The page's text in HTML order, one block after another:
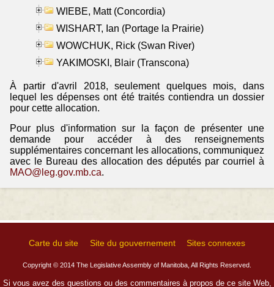
WIEBE, Matt (Concordia)
WISHART, Ian (Portage la Prairie)
WOWCHUK, Rick (Swan River)
YAKIMOSKI, Blair (Transcona)
À partir d'avril 2018, seulement quelques mois, dans
lequel les dépenses ont été traités contiendra un dossier
pour cette allocation.
Pour plus d'information sur la façon de présenter une
demande pour accéder à des renseignements
supplémentaires concernant les allocations, communiquez
avec le Bureau des allocation des députés par courriel à
MAO@leg.gov.mb.ca.
Carte du site Site du gouvernement Sites connexes
Copyright © 2014 The Legislative Assembly of Manitoba, All Rights Reserved.
Si vous avez des questions ou des commentaires à propos de ce site Web,